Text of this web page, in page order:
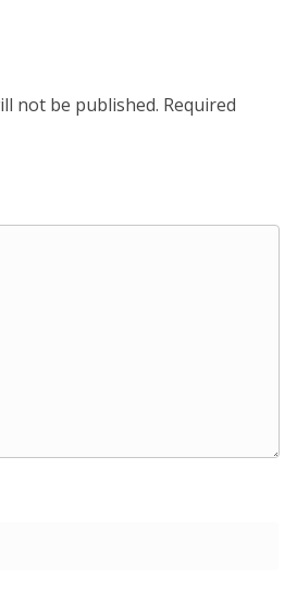
not be published. Required